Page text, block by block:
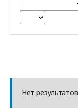
Нет результатов